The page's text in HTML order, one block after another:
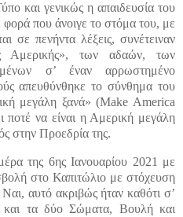
και γενικώς η απαιδευσία του
που άνοιγε το στόμα του, με
σε πενήντα λέξεις, συνέτειναν
Αμερικής», των αδαών, των
σ’ έναν αρρωστημένο
απευθύνθηκε το σύνθημα του
μεγάλη ξανά» (Make America
ποτέ να είναι η Αμερική μεγάλη
στην Προεδρία της.
της 6ης Ιανουαρίου 2021 με
στο Καπιτώλιο με στόχευση
αυτό ακριβώς ήταν καθότι σ’
και τα δύο Σώματα, Βουλή και